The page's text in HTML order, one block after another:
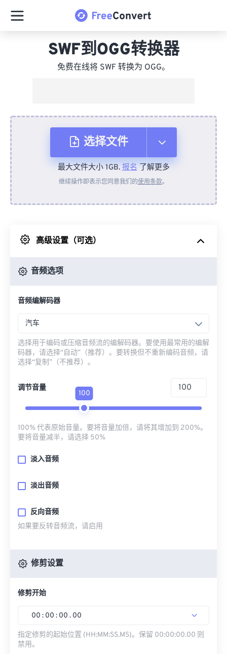
SWF到OGG转换器
免费在线将 SWF 转换为 OGG。
选择文件
从设备
来自 Google Drive
最大文件大小 1GB.报名了解更多
继续操作即表示您同意我们的使用条款。
高级设置（可选）
音频选项
音频编解码器
汽车
选择用于编码或压缩音频流的编解码器。要使用最常用的编解
码器，请选择“自动”（推荐）。要转换但不重新编码音频，请
选择“复制”（不推荐）。
调节音量
100
100% 代表原始音量。要将音量加倍，请将其增加到 200%。
要将音量减半，请选择 50%
淡入音频
淡出音频
反向音频
如果要反转音频流，请启用
修剪设置
修剪开始
00 : 00 : 00 . 00
指定修剪的起始位置 (HH:MM:SS.MS)。保留 00:00:00.00 则
禁用。